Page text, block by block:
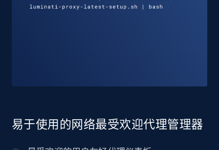
易于使用的网络最受欢迎代理管理器